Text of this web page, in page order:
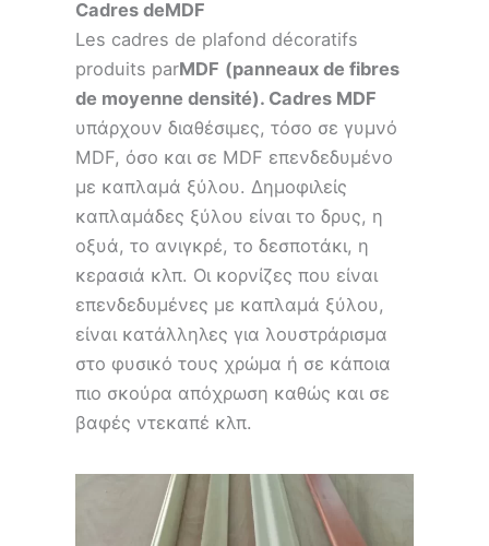
Cadres deMDF
Les cadres de plafond décoratifs
produits parMDF (panneaux de fibres
de moyenne densité). Cadres MDF
υπάρχουν διαθέσιμες, τόσο σε γυμνό
MDF, όσο και σε MDF επενδεδυμένο
με καπλαμά ξύλου. Δημοφιλείς
καπλαμάδες ξύλου είναι το δρυς, η
οξυά, το ανιγκρέ, το δεσποτάκι, η
κερασιά κλπ. Οι κορνίζες που είναι
επενδεδυμένες με καπλαμά ξύλου,
είναι κατάλληλες για λουστράρισμα
στο φυσικό τους χρώμα ή σε κάποια
πιο σκούρα απόχρωση καθώς και σε
βαφές ντεκαπέ κλπ.